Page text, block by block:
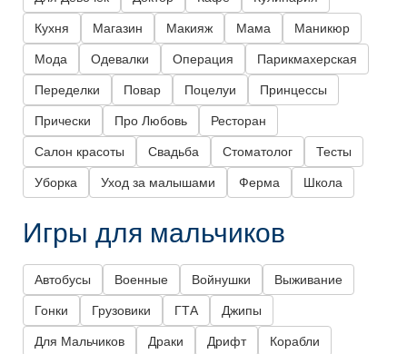
Кухня Магазин Макияж Мама Маникюр
Мода Одевалки Операция Парикмахерская
Переделки Повар Поцелуи Принцессы
Прически Про Любовь Ресторан
Салон красоты Свадьба Стоматолог Тесты
Уборка Уход за малышами Ферма Школа
Игры для мальчиков
Автобусы Военные Войнушки Выживание
Гонки Грузовики ГТА Джипы
Для Мальчиков Драки Дрифт Корабли